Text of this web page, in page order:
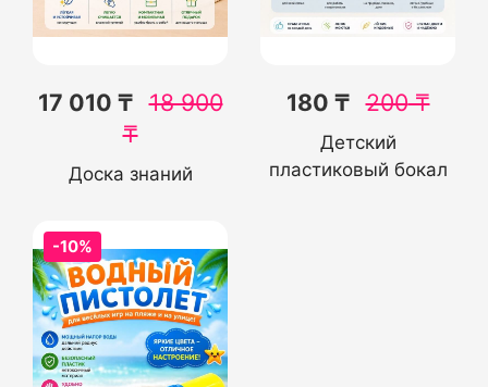
17 010 ₸ 18 900
₸
Доска знаний
180 ₸ 200₸
Детский
пластиковый бокал
-10%